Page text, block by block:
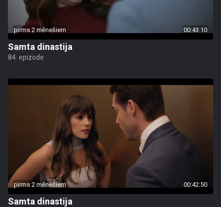
pirms 2 mēnešiem 00:43:10
Samta dinastija
84. epizode
pirms 2 mēnešiem 00:42:50
Samta dinastija